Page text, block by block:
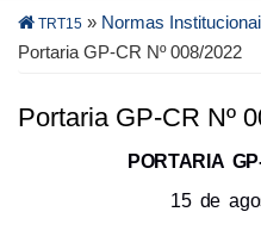
Trilha
de
TRT15 » Normas
Portaria GP-CR Nº 008/2022
Portaria GP-CR Nº
PORTARIA
15 de